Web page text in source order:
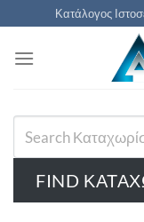
Μετάβαση
στο
περιεχόμενο
Κατάλογος